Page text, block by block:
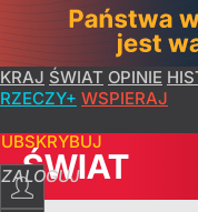
KRAJ ŚWIAT OPINIE
RZECZY+ WSPIERAJ
ZALOGUJ
ŚWIAT